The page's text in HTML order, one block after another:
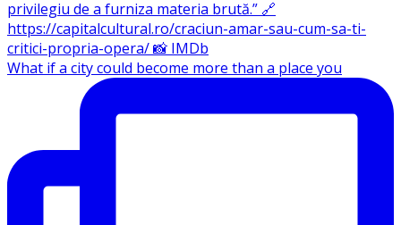
What if a city could become more than a place you